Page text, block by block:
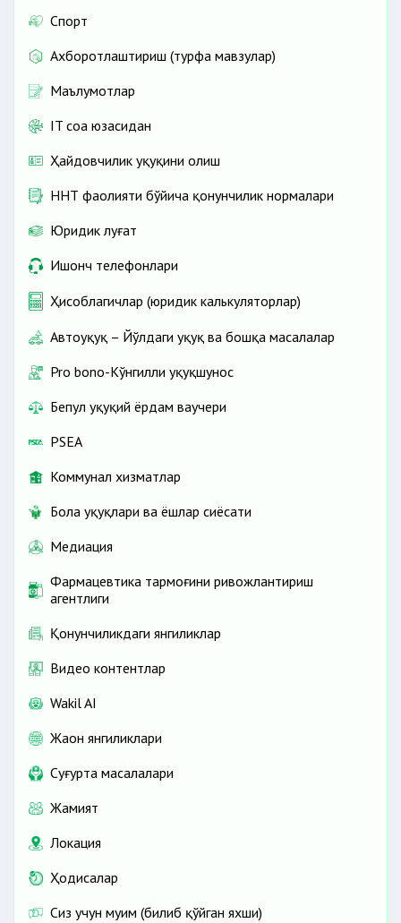
Спорт
Ахборотлаштириш (турфа мавзулар)
Маълумотлар
IT соҳа юзасидан
Ҳайдовчилик ҳуқуқини олиш
ННТ фаолияти бўйича қонунчилик нормалари
Юридик луғат
Ишонч телефонлари
Ҳисоблагичлар (юридик калькуляторлар)
Автоҳуқуқ – Йўлдаги ҳуқуқ ва бошқа масалалар
Pro bono-Кўнгилли ҳуқуқшунос
Бепул ҳуқуқий ёрдам ваучери
PSEA
Коммунал хизматлар
Бола ҳуқуқлари ва ёшлар сиёсати
Медиация
Фармацевтика тармоғини ривожлантириш
агентлиги
Қонунчиликдаги янгиликлар
Видео контентлар
Wakil AI
Жаҳон янгиликлари
Cуғурта масалалари
Жамият
Локация
Ҳодисалар
Сиз учун муҳим (билиб қўйган яхши)